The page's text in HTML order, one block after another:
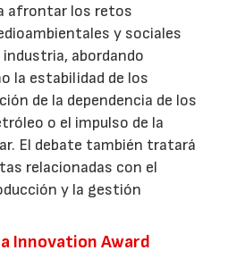
afrontar los retos
y sociales
abordando
la estabilidad de los
de la dependencia de los
o el impulso de la
El debate también tratará
relacionadas con el
y la gestión
Innovation Award